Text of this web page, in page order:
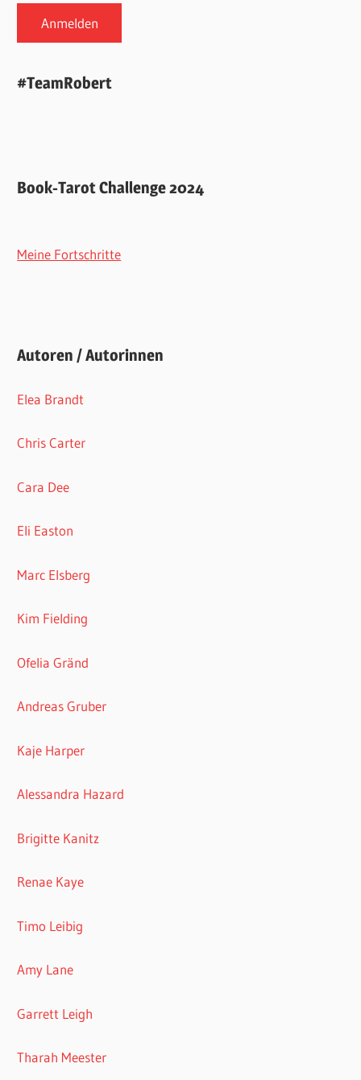
#TeamRobert
Book-Tarot Challenge 2024
Meine Fortschritte
Autoren / Autorinnen
Elea Brandt
Chris Carter
Cara Dee
Eli Easton
Marc Elsberg
Kim Fielding
Ofelia Gränd
Andreas Gruber
Kaje Harper
Alessandra Hazard
Brigitte Kanitz
Renae Kaye
Timo Leibig
Amy Lane
Garrett Leigh
Tharah Meester